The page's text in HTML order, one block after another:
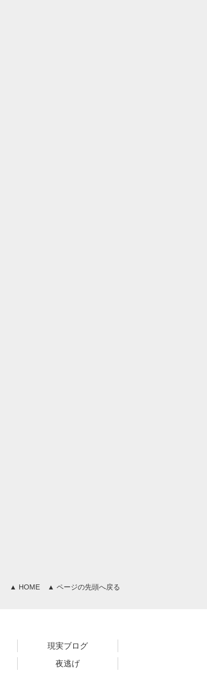
▲ HOME ▲ ページの先頭へ戻る
現実ブログ
夜逃げ